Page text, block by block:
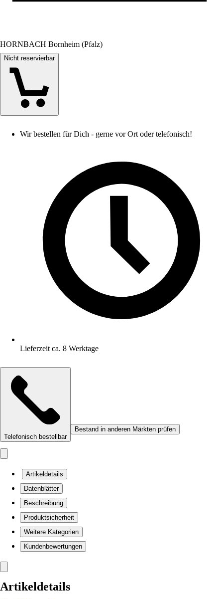
HORNBACH Bornheim (Pfalz)
Nicht reservierbar
Wir bestellen für Dich - gerne vor Ort oder telefonisch!
Lieferzeit ca. 8 Werktage
Telefonisch bestellbar
Bestand in anderen Märkten prüfen
Artikeldetails
Datenblätter
Beschreibung
Produktsicherheit
Weitere Kategorien
Kundenbewertungen
Artikeldetails